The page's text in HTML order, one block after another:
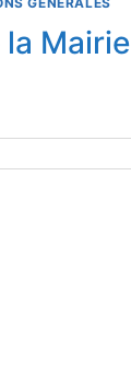
Mairie